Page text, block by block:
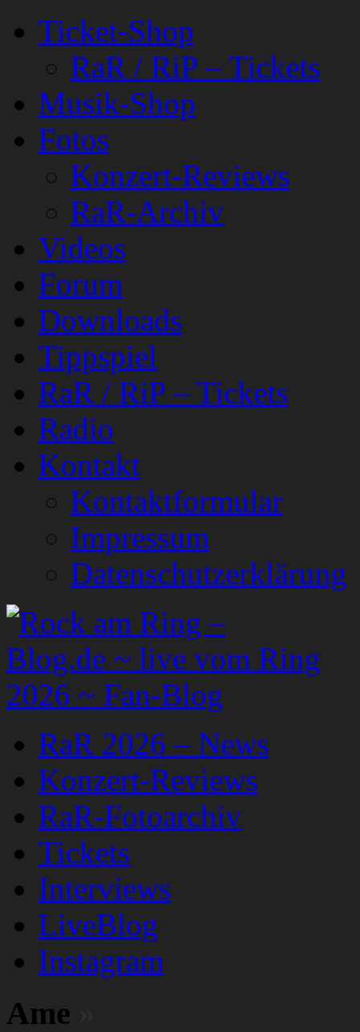
Ticket-Shop
RaR / RiP – Tickets
Musik-Shop
Fotos
Konzert-Reviews
RaR-Archiv
Videos
Forum
Downloads
Tippspiel
RaR / RiP – Tickets
Radio
Kontakt
Kontaktformular
Impressum
Datenschutzerklärung
RaR 2026 – News
Konzert-Reviews
RaR-Fotoarchiv
Tickets
Interviews
LiveBlog
Instagram
Ame